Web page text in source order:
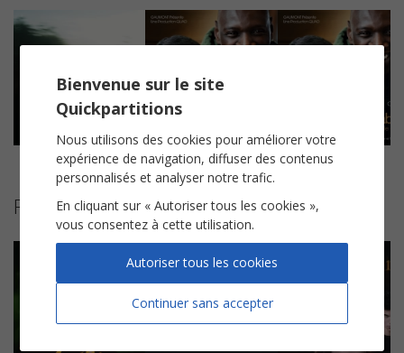
Nefeli Cache Cache Writing Poems
Partitions suggérées
Bienvenue sur le site
Quickpartitions
Nous utilisons des cookies pour améliorer votre
expérience de navigation, diffuser des contenus
personnalisés et analyser notre trafic.
En cliquant sur « Autoriser tous les cookies »,
vous consentez à cette utilisation.
Continuer sans accepter
Autoriser tous les cookies